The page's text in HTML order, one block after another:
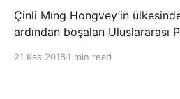
Çinli Mıng Hongvey’in
ardından boşalan Uluslararası
21 Kas 2018 1 min read